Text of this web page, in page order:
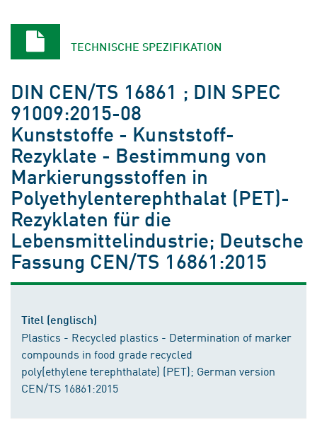
TECHNISCHE SPEZIFIKATION
DIN CEN/TS 16861 ; DIN SPEC
91009:2015-08
Kunststoffe - Kunststoff-
Rezyklate - Bestimmung von
Markierungsstoffen in
Polyethylenterephthalat (PET)-
Rezyklaten für die
Lebensmittelindustrie; Deutsche
Fassung CEN/TS 16861:2015
Titel (englisch)
Plastics - Recycled plastics - Determination of marker
compounds in food grade recycled
poly(ethylene terephthalate) (PET); German version
CEN/TS 16861:2015